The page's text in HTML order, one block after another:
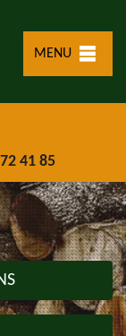
MENU
41 85